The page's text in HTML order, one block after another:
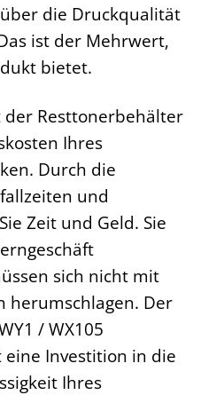
die Druckqualität
ist der Mehrwert,
bietet.
Resttonerbehälter
Ihres
Durch die
und
Zeit und Geld. Sie
sich nicht mit
herumschlagen. Der
/ WX105
Investition in die
Ihres